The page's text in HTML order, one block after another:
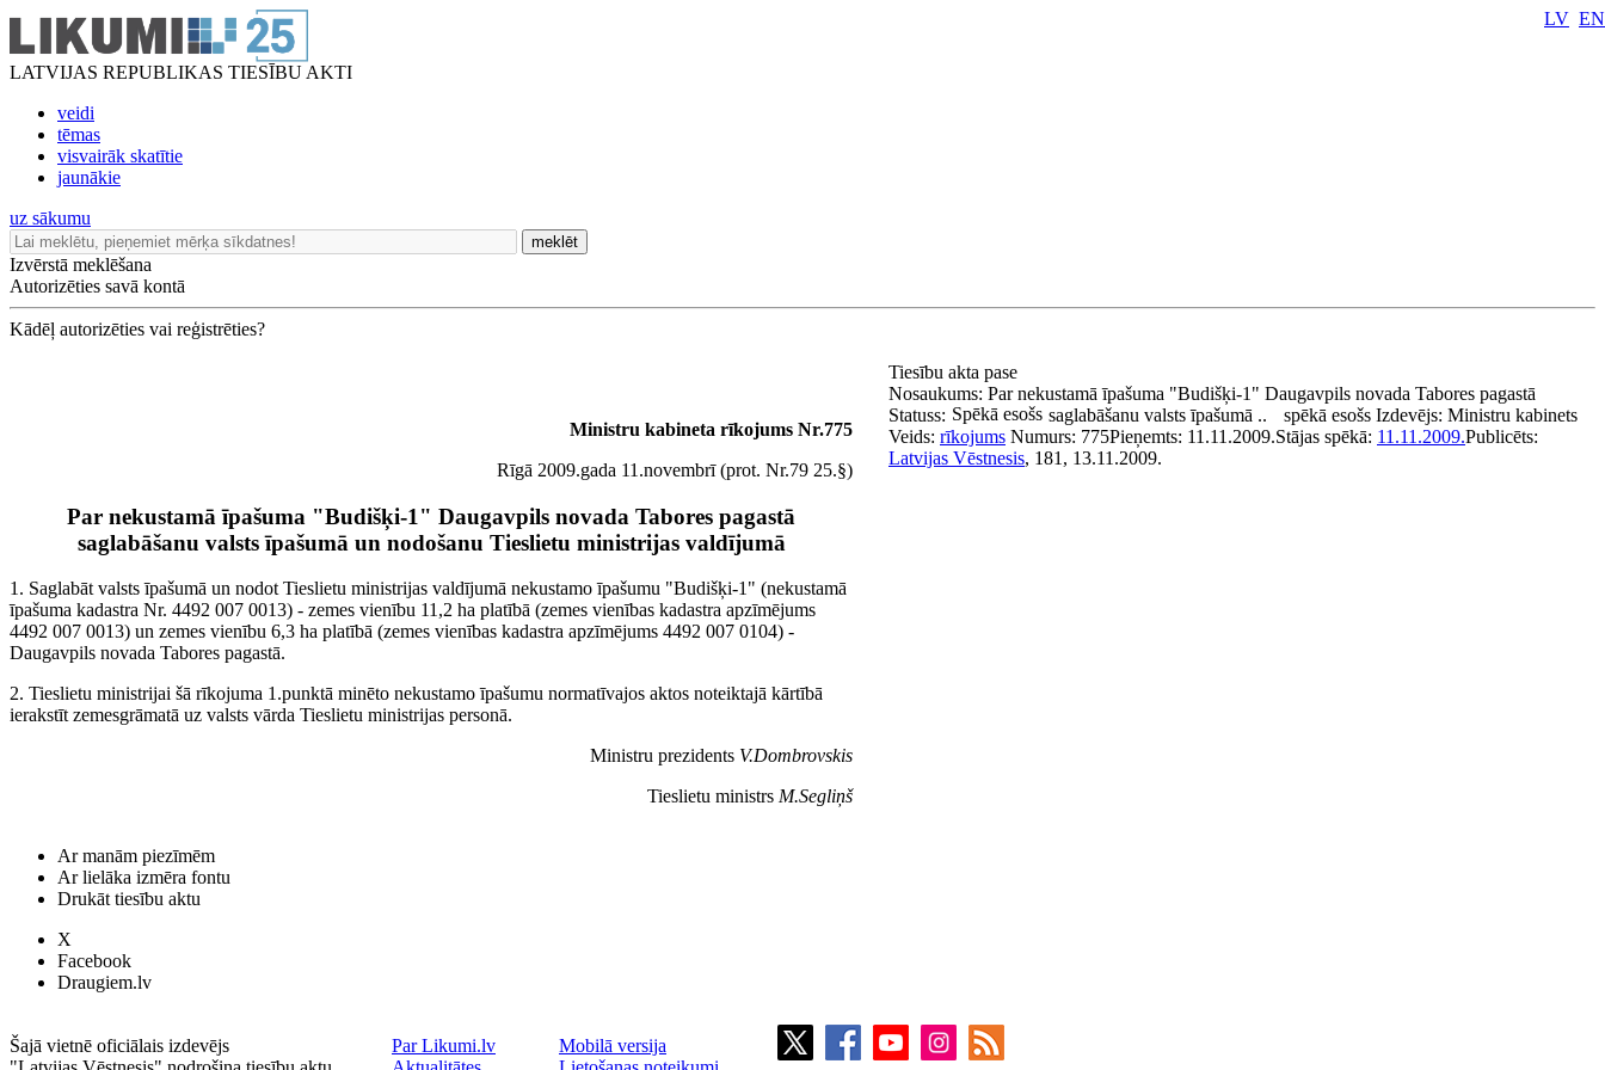
LATVIJAS REPUBLIKAS TIESĪBU AKTI
veidi
tēmas
visvairāk skatītie
jaunākie
LV EN
uz sākumu
meklēt
Izvērstā meklēšana
Autorizēties savā kontā
Kādēļ autorizēties vai reģistrēties?
Ministru kabineta rīkojums Nr.775
Rīgā 2009.gada 11.novembrī (prot. Nr.79 25.§)
Par nekustamā īpašuma "Budišķi-1" Daugavpils novada Tabores pagastā
saglabāšanu valsts īpašumā un nodošanu Tieslietu ministrijas valdījumā
1. Saglabāt valsts īpašumā un nodot Tieslietu ministrijas valdījumā nekustamo īpašumu "Budišķi-1" (nekustamā
īpašuma kadastra Nr. 4492 007 0013) - zemes vienību 11,2 ha platībā (zemes vienības kadastra apzīmējums
4492 007 0013) un zemes vienību 6,3 ha platībā (zemes vienības kadastra apzīmējums 4492 007 0104) -
Daugavpils novada Tabores pagastā.
2. Tieslietu ministrijai šā rīkojuma 1.punktā minēto nekustamo īpašumu normatīvajos aktos noteiktajā kārtībā
ierakstīt zemesgrāmatā uz valsts vārda Tieslietu ministrijas personā.
Ministru prezidents V.Dombrovskis
Tieslietu ministrs M.Segliņš
Tiesību akta pase
Nosaukums: Par nekustamā īpašuma "Budišķi-1" Daugavpils novada Tabores pagastā
saglabāšanu valsts īpašumā ..
Statuss: Spēkā esošs spēkā esošs Izdevējs: Ministru kabinets
Veids: rīkojums Numurs: 775Pieņemts: 11.11.2009.Stājas spēkā: 11.11.2009.Publicēts:
Latvijas Vēstnesis, 181, 13.11.2009.
Ar manām piezīmēm
Ar lielāka izmēra fontu
Drukāt tiesību aktu
X
Facebook
Draugiem.lv
Šajā vietnē oficiālais izdevējs
Par Likumi.lv
Mobilā versija